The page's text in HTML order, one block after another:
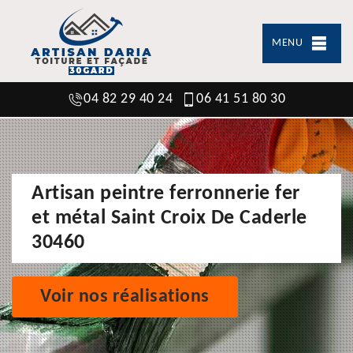
MENU
04 82 29 40 24 06 41 51 80 30
Artisan peintre ferronnerie fer
et métal Saint Croix De Caderle
30460
Voir nos réalisations